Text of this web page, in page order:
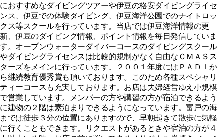
におすすめなダイビングツアーや伊豆の格安ダイビングライセ
ンス、伊豆での体験ダイビング、伊豆海洋公園でのナイトロッ
クス等スクールを行っています。当店では伊豆海洋情報の更
新、伊豆のダイビング情報、ポイント情報を毎日発信していま
す。オープンウォーターダイバーコースのダイビングスクール
やダイビングライセンスは比較的規制がなく自由なＣＭＡＳス
ターズをメインに行っています。２００１年度にはＰＡＤＩか
ら継続教育優秀賞も頂いております。このため各種スペシャリ
ティーコースも充実しております。お店は夫婦経営ゆえ小規模
で営業しています。メンバーの方や講習の方が宿泊できるよう
に建物の２階は素泊まりできるようになっています。富戸の海
までは徒歩３分の位置にありますので、早朝起きて散歩に気軽
に行くこともできます。リクエストがあるときや宿泊の方が４